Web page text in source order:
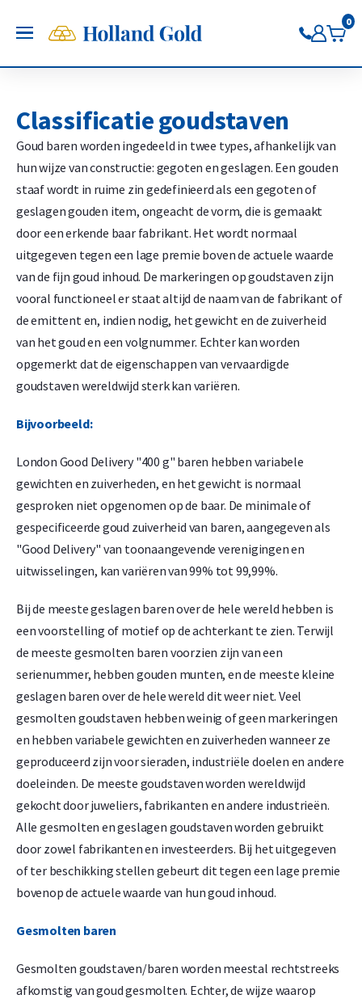
Volg de koersen, handel direct
OPEN
0
Goud kopen
Gouden munten
Gouden baren
Beleg in goud via de app
Zilver kopen
Zilveren munten kopen
Zilveren baren kopen
Beleg in zilver via de app
Pt/Pd kopen
Platina munten kopen
Platina baren kopen
Palladium kopen
Beleg in platina via de app
Beleg in palladium via de app
Verkopen aan ons
Goudbaren verkopen
Gouden munten verkopen
Zilverbaren verkopen
Zilveren munten verkopen
Pt/Pd verkopen
Goud verkopen
Zilver verkopen
Sparen
Goud sparen
Zilver sparen
Platina sparen
Palladium sparen
Koersen
Goudkoers
Zilverkoers
Platinakoers
Palladiumkoers
Classificatie goudstaven
Goud baren worden ingedeeld in twee types, afhankelijk van
hun wijze van constructie: gegoten en geslagen. Een gouden
staaf wordt in ruime zin gedefinieerd als een gegoten of
geslagen gouden item, ongeacht de vorm, die is gemaakt
door een erkende baar fabrikant. Het wordt normaal
uitgegeven tegen een lage premie boven de actuele waarde
van de fijn goud inhoud. De markeringen op goudstaven zijn
vooral functioneel er staat altijd de naam van de fabrikant of
de emittent en, indien nodig, het gewicht en de zuiverheid
van het goud en een volgnummer. Echter kan worden
opgemerkt dat de eigenschappen van vervaardigde
goudstaven wereldwijd sterk kan variëren.
Bijvoorbeeld:
London Good Delivery "400 g" baren hebben variabele
gewichten en zuiverheden, en het gewicht is normaal
gesproken niet opgenomen op de baar. De minimale of
gespecificeerde goud zuiverheid van baren, aangegeven als
"Good Delivery" van toonaangevende verenigingen en
uitwisselingen, kan variëren van 99% tot 99,99%.
Bij de meeste geslagen baren over de hele wereld hebben is
een voorstelling of motief op de achterkant te zien. Terwijl
de meeste gesmolten baren voorzien zijn van een
serienummer, hebben gouden munten, en de meeste kleine
geslagen baren over de hele wereld dit weer niet. Veel
gesmolten goudstaven hebben weinig of geen markeringen
en hebben variabele gewichten en zuiverheden wanneer ze
geproduceerd zijn voor sieraden, industriële doelen en andere
doeleinden. De meeste goudstaven worden wereldwijd
gekocht door juweliers, fabrikanten en andere industrieën.
Alle gesmolten en geslagen goudstaven worden gebruikt
door zowel fabrikanten en investeerders. Bij het uitgegeven
of ter beschikking stellen gebeurt dit tegen een lage premie
bovenop de actuele waarde van hun goud inhoud.
Gesmolten baren
Gesmolten goudstaven/baren worden meestal rechtstreeks
afkomstig van goud gesmolten. Echter, de wijze waarop